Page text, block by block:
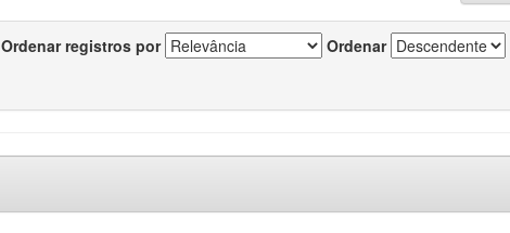
Ordenar registros por Ordenar